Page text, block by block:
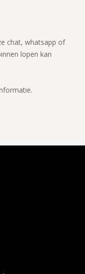
chat, whatsapp of
lopen kan